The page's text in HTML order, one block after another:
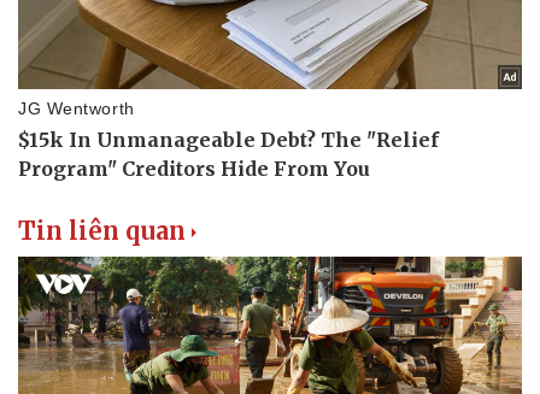
Hậu trường
Tin liên quan